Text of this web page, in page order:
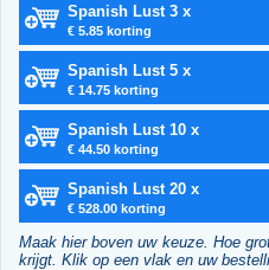
Spanish Lust 3 x
€ 5.85 korting
Spanish Lust 5 x
€ 14.75 korting
Spanish Lust 10 x
€ 44.50 korting
Spanish Lust 20 x
€ 528.00 korting
Maak hier boven uw keuze. Hoe
krijgt. Klik op een vlak en uw